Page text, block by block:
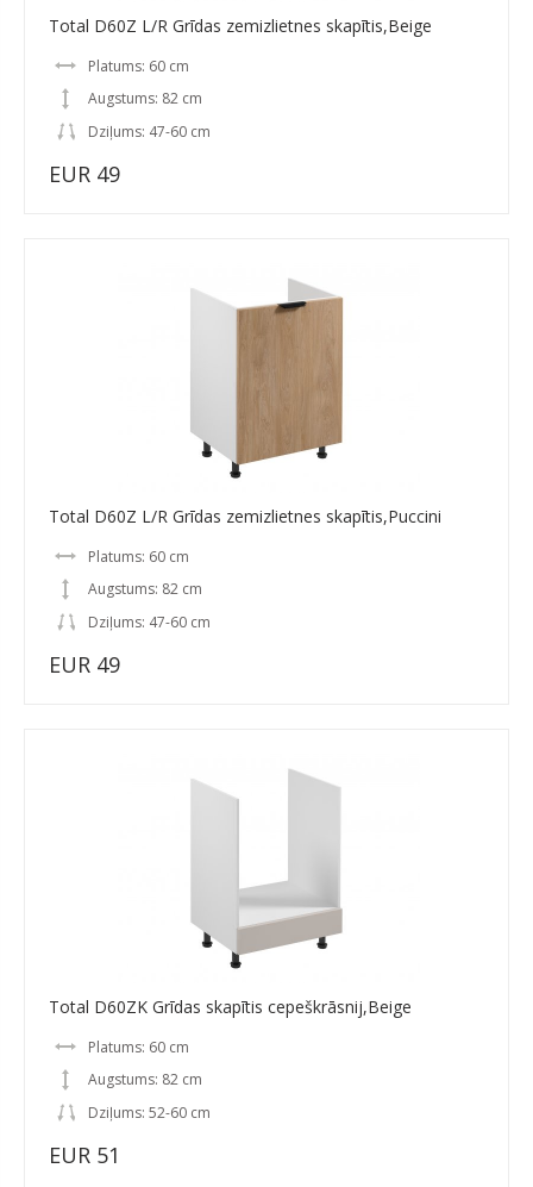
Total D60Z L/R Grīdas zemizlietnes skapītis,Beige
Platums: 60 cm
Augstums: 82 cm
Dziļums: 47-60 cm
EUR 49
Total D60Z L/R Grīdas zemizlietnes skapītis,Puccini
Platums: 60 cm
Augstums: 82 cm
Dziļums: 47-60 cm
EUR 49
Total D60ZK Grīdas skapītis cepeškrāsnij,Beige
Platums: 60 cm
Augstums: 82 cm
Dziļums: 52-60 cm
EUR 51